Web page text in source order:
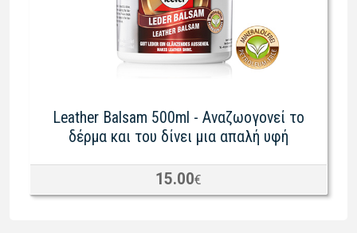
Leather Balsam 500ml - Αναζωογονεί το
δέρμα και του δίνει μια απαλή υφή
15.00€